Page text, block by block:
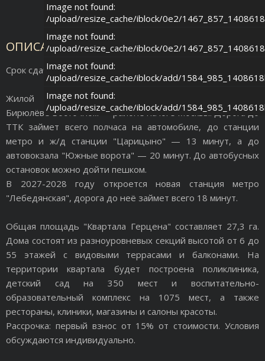
Image not found:
/upload/resize_cache/iblock/0e2/
Image not found:
/upload/resize_cache/iblock/0e2/
Image not found:
/upload/resize_cache/iblock/add/
Image not found:
/upload/resize_cache/iblock/add/
ОПИСАНИЕ ОБЪЕКТА
Срок сдачи 4 кв. 2027г.
Жилой комплекс Квартал "Герцена" расположен в
Бирюлёве Восточном — районе на юге Москвы. Дорога до
ТТК займет всего полчаса на автомобиле, до станции
метро и ж/д станции "Царицыно" — 13 минут, а до
автовокзала "Южные ворота" — 20 минут. До автобусных
остановок можно дойти пешком.
В 2027-2028 году откроется новая станция метро
"Лебедянская", дорога до неё займет всего 18 минут.
Общая площадь "Квартала Герцена" составляет 27,3 га.
Дома состоят из разноуровневых секций высотой от 6 до
55 этажей с видовыми террасами и балконами. На
территории квартала будет построена поликлиника,
детский сад на 350 мест и воспитательно-
образовательный комплекс на 1075 мест, а также
рестораны, клиники, магазины и салоны красоты.
Рассрочка: первый взнос от 15% от стоимости. Условия
обсуждаются индивидуально.